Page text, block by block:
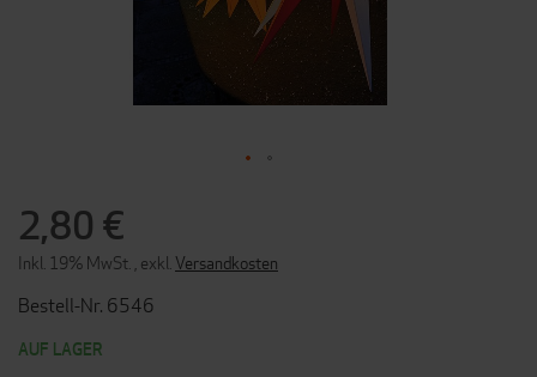
2,80 €
Inkl. 19% MwSt. exkl. Versandkosten
Bestell-Nr. 6546
AUF LAGER
SPRINGEN